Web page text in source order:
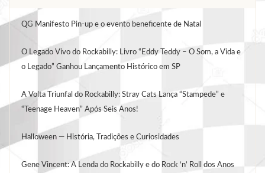
QG Manifesto Pin-up e o evento beneficente de Natal
O Legado Vivo do Rockabilly: Livro “Eddy Teddy – O Som, a Vida e
o Legado” Ganhou Lançamento Histórico em SP
A Volta Triunfal do Rockabilly: Stray Cats Lança “Stampede” e
“Teenage Heaven” Após Seis Anos!
Halloween — História, Tradições e Curiosidades
Gene Vincent: A Lenda do Rockabilly e do Rock ‘n’ Roll dos Anos